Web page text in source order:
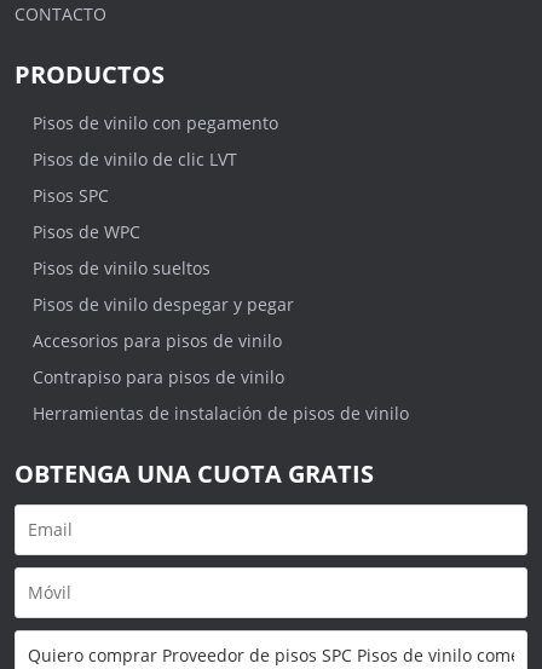
CONTACTO
PRODUCTOS
Pisos de vinilo con pegamento
Pisos de vinilo de clic LVT
Pisos SPC
Pisos de WPC
Pisos de vinilo sueltos
Pisos de vinilo despegar y pegar
Accesorios para pisos de vinilo
Contrapiso para pisos de vinilo
Herramientas de instalación de pisos de vinilo
OBTENGA UNA CUOTA GRATIS